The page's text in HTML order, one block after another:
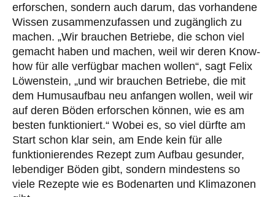
erforschen, sondern auch darum, das vorhandene
Wissen zusammenzufassen und zugänglich zu
machen. „Wir brauchen Betriebe, die schon viel
gemacht haben und machen, weil wir deren Know-
how für alle verfügbar machen wollen“, sagt Felix
Löwenstein, „und wir brauchen Betriebe, die mit
dem Humusaufbau neu anfangen wollen, weil wir
auf deren Böden erforschen können, wie es am
besten funktioniert.“ Wobei es, so viel dürfte am
Start schon klar sein, am Ende kein für alle
funktionierendes Rezept zum Aufbau gesunder,
lebendiger Böden gibt, sondern mindestens so
viele Rezepte wie es Bodenarten und Klimazonen